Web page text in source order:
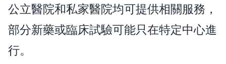
公立醫院和私家醫院均可提供相關服務，
部分新藥或臨床試驗可能只在特定中心進
行。